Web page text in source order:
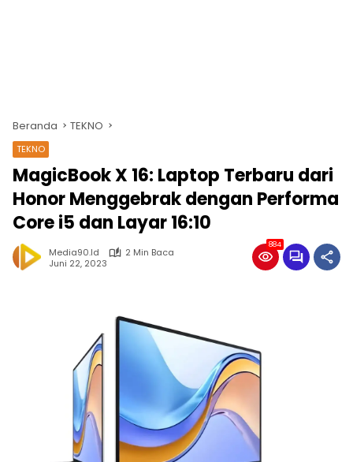
Beranda TEKNO
TEKNO
MagicBook X 16: Laptop Terbaru dari
Honor Menggebrak dengan Performa
Core i5 dan Layar 16:10
Media90.id
2 Min Baca
Juni 22, 2023
884